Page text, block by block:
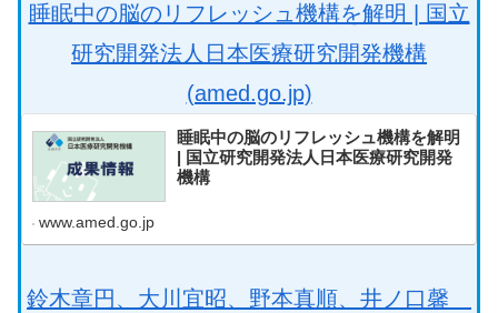
睡眠中の脳のリフレッシュ機構を解明 | 国立
研究開発法人日本医療研究開発機構
(amed.go.jp)
睡眠中の脳のリフレッシュ機構を解明
| 国立研究開発法人日本医療研究開発
機構
www.amed.go.jp
鈴木章円、大川宜昭、野本真順、井ノ口馨